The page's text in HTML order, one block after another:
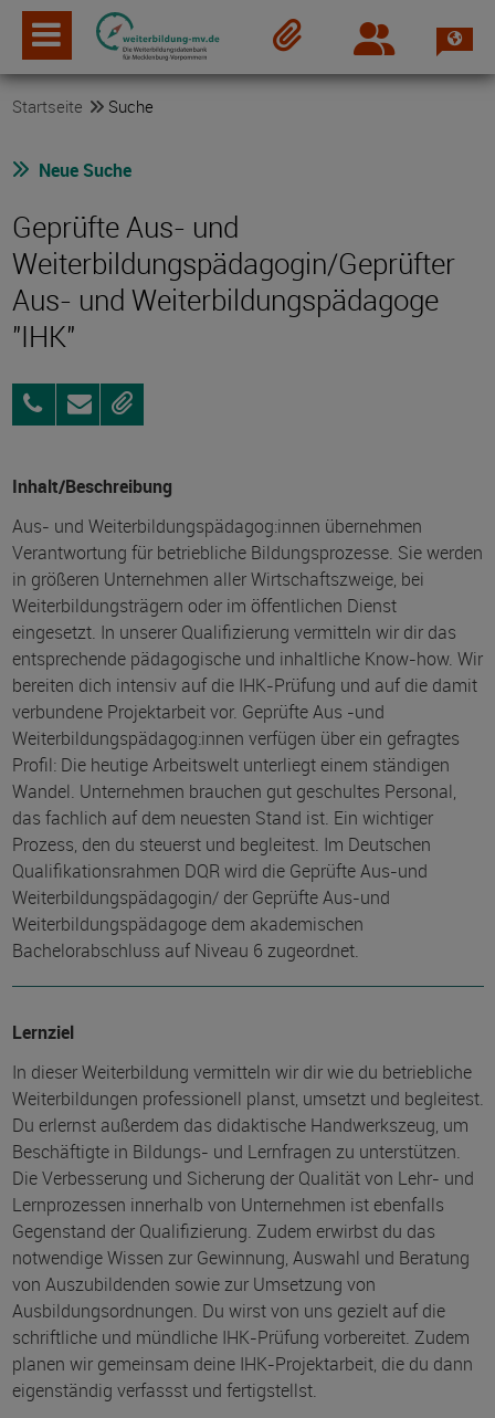
Login
Startseite Suche
Neue Suche
Geprüfte Aus- und
Weiterbildungspädagogin/Geprüfter
Aus- und Weiterbildungspädagoge
"IHK"
0385
6460-
AnfragenMerken
Inhalt/Beschreibung
Aus- und Weiterbildungspädagog:innen übernehmen
Verantwortung für betriebliche Bildungsprozesse. Sie werden
in größeren Unternehmen aller Wirtschaftszweige, bei
Weiterbildungsträgern oder im öffentlichen Dienst
eingesetzt. In unserer Qualifizierung vermitteln wir dir das
entsprechende pädagogische und inhaltliche Know-how. Wir
bereiten dich intensiv auf die IHK-Prüfung und auf die damit
verbundene Projektarbeit vor. Geprüfte Aus -und
Weiterbildungspädagog:innen verfügen über ein gefragtes
Profil: Die heutige Arbeitswelt unterliegt einem ständigen
Wandel. Unternehmen brauchen gut geschultes Personal,
das fachlich auf dem neuesten Stand ist. Ein wichtiger
Prozess, den du steuerst und begleitest. Im Deutschen
Qualifikationsrahmen DQR wird die Geprüfte Aus-und
Weiterbildungspädagogin/ der Geprüfte Aus-und
Weiterbildungspädagoge dem akademischen
Bachelorabschluss auf Niveau 6 zugeordnet.
Lernziel
In dieser Weiterbildung vermitteln wir dir wie du betriebliche
Weiterbildungen professionell planst, umsetzt und begleitest.
Du erlernst außerdem das didaktische Handwerkszeug, um
Beschäftigte in Bildungs- und Lernfragen zu unterstützen.
Die Verbesserung und Sicherung der Qualität von Lehr- und
Lernprozessen innerhalb von Unternehmen ist ebenfalls
Gegenstand der Qualifizierung. Zudem erwirbst du das
notwendige Wissen zur Gewinnung, Auswahl und Beratung
von Auszubildenden sowie zur Umsetzung von
Ausbildungsordnungen. Du wirst von uns gezielt auf die
schriftliche und mündliche IHK-Prüfung vorbereitet. Zudem
planen wir gemeinsam deine IHK-Projektarbeit, die du dann
eigenständig verfassst und fertigstellst.